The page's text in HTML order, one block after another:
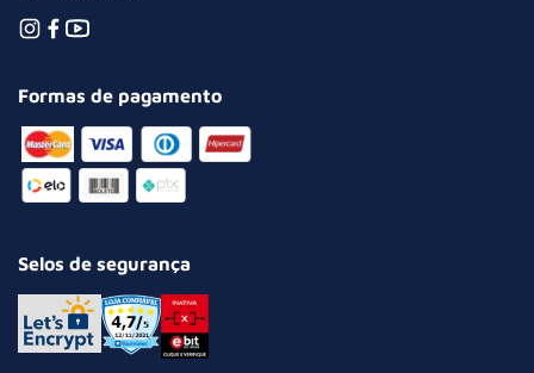
Formas de pagamento
Selos de segurança